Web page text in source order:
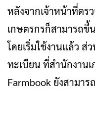
หลังจากเจ้าหน้าที่ตร
เกษตรกรก็สามารถ
โดยเริ่มใช้งานแล้ว ส่
ทะเบียน ที่สำนักงาน
Farmbook ยังสามา